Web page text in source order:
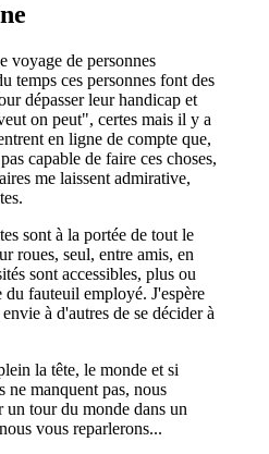
voyage de personnes
temps ces personnes font des
dépasser leur handicap et
on peut", certes mais il y a
en ligne de compte que,
capable de faire ces choses,
me laissent admirative,
sont à la portée de tout le
roues, seul, entre amis, en
sont accessibles, plus ou
du fauteuil employé. J'espère
à d'autres de se décider à
la tête, le monde et si
ne manquent pas, nous
un tour du monde dans un
vous reparlerons...